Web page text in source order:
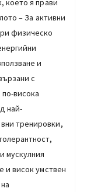
което я прави
– За активни
физическо
и
с
висока
най-
тренировки,
мускулния
и висок умствен